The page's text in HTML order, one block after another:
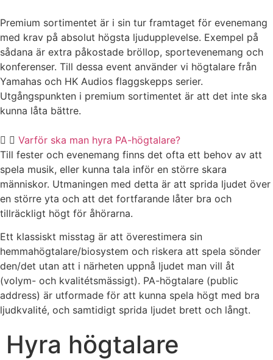
Premium sortimentet är i sin tur framtaget för evenemang
med krav på absolut högsta ljudupplevelse. Exempel på
sådana är extra påkostade bröllop, sportevenemang och
konferenser. Till dessa event använder vi högtalare från
Yamahas och HK Audios flaggskepps serier.
Utgångspunkten i premium sortimentet är att det inte ska
kunna låta bättre.
Varför ska man hyra PA-högtalare?
Till fester och evenemang finns det ofta ett behov av att
spela musik, eller kunna tala inför en större skara
människor. Utmaningen med detta är att sprida ljudet över
en större yta och att det fortfarande låter bra och
tillräckligt högt för åhörarna.
Ett klassiskt misstag är att överestimera sin
hemmahögtalare/biosystem och riskera att spela sönder
den/det utan att i närheten uppnå ljudet man vill åt
(volym- och kvalitétsmässigt). PA-högtalare (public
address) är utformade för att kunna spela högt med bra
ljudkvalité, och samtidigt sprida ljudet brett och långt.
Hyra högtalare